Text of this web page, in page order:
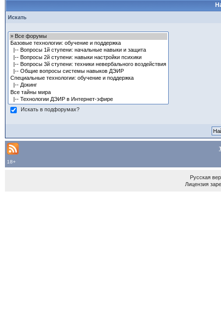
Искать
Искать в подфорумах?
18+
Русская
Лицензия